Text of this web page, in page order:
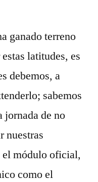
ganado terreno
latitudes, es
debemos, a
sabemos
jornada de no
nuestras
el módulo oficial,
como el